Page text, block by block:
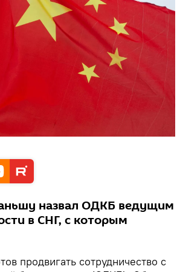
назвал ОДКБ ведущим
в СНГ, с которым
продвигать сотрудничество с